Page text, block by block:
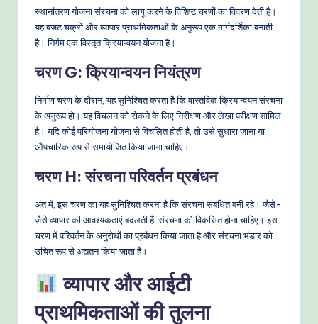
स्थानांतरण योजना संरचना को लागू करने के विशिष्ट चरणों का विवरण देती है।
यह बजट चक्रों और व्यापार प्राथमिकताओं के अनुरूप एक मार्गदर्शिका बनाती
है। निर्गम एक विस्तृत क्रियान्वयन योजना है।
चरण G: क्रियान्वयन नियंत्रण
निर्माण चरण के दौरान, यह सुनिश्चित करता है कि वास्तविक क्रियान्वयन संरचना
के अनुरूप हो। यह विचलन को रोकने के लिए निरीक्षण और लेखा परीक्षण शामिल
है। यदि कोई परियोजना योजना से विचलित होती है, तो उसे सुधारा जाना या
औपचारिक रूप से समायोजित किया जाना चाहिए।
चरण H: संरचना परिवर्तन प्रबंधन
अंत में, इस चरण का यह सुनिश्चित करना है कि संरचना संबंधित बनी रहे। जैसे-
जैसे व्यापार की आवश्यकताएं बदलती हैं, संरचना को विकसित होना चाहिए। इस
चरण में परिवर्तन के अनुरोधों का प्रबंधन किया जाता है और संरचना भंडार को
उचित रूप से अद्यतन किया जाता है।
व्यापार और आईटी
प्राथमिकताओं की तुलना